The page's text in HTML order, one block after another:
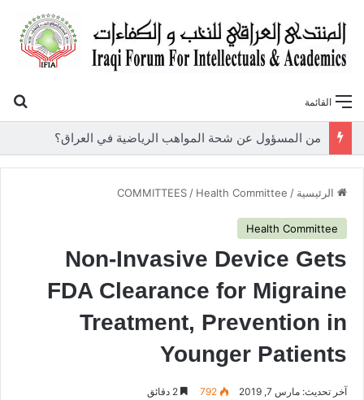
القائمة
الرئيسية /
COMMITTEES / Health Committee
Health Committee
Non-Invasive Device Gets
FDA Clearance for Migraine
Treatment, Prevention in
Younger Patients
آخر تحديث: مارس 7, 2019 792